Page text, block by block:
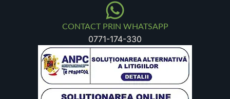
CONTACT PRIN WHATSAPP
0771-174-330